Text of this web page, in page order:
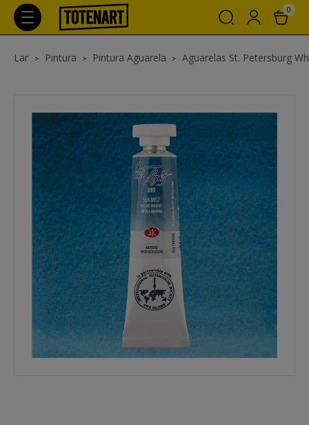
0
Lar Pintura Pintura Aguarela Aguarelas St. Petersburg